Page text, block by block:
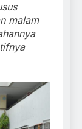
malam